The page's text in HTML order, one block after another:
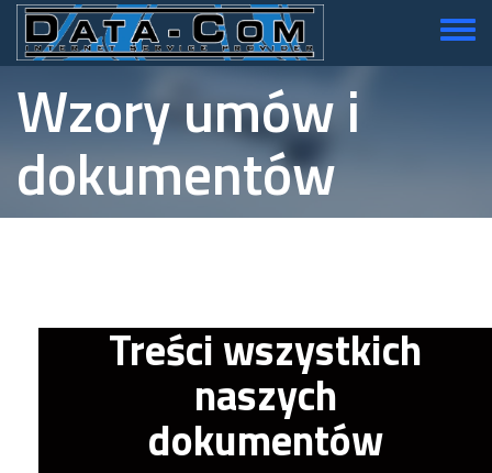
Przejdź
treści
Toggle
menu
Wzory umów i
dokumentów
Treści wszystkich
naszych
dokumentów